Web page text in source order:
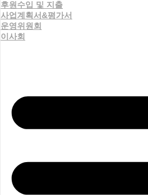
후원수입 및 지출
사업계획서&평가서
운영위원회
이사회